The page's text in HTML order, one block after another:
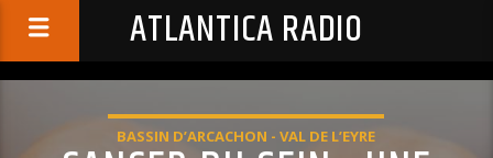
ATLANTICA RADIO
BASSIN D’ARCACHON - VAL DE L’EYRE